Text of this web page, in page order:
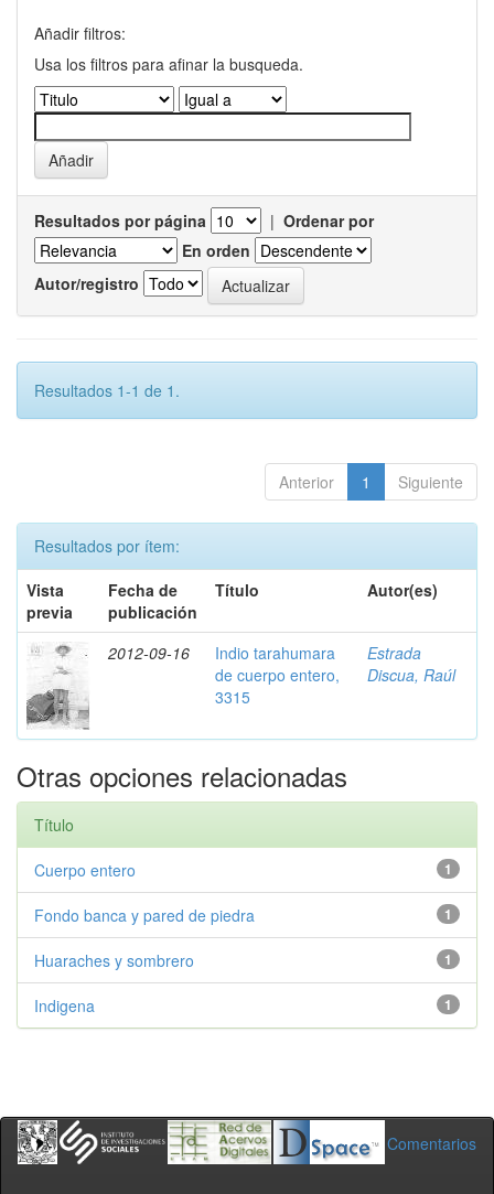
Añadir filtros:
Usa los filtros para afinar la busqueda.
Resultados por página | Ordenar por
En orden
Autor/registro
Resultados 1-1 de 1.
Anterior 1 Siguiente
Resultados por ítem:
Vista
previa
Fecha de
publicación
Título Autor(es)
2012-09-16
Indio tarahumara
de cuerpo entero,
3315
Estrada
Discua, Raúl
Otras opciones relacionadas
Título
1
Cuerpo entero
1
Fondo banca y pared de piedra
1
Huaraches y sombrero
1
Indigena
Comentarios